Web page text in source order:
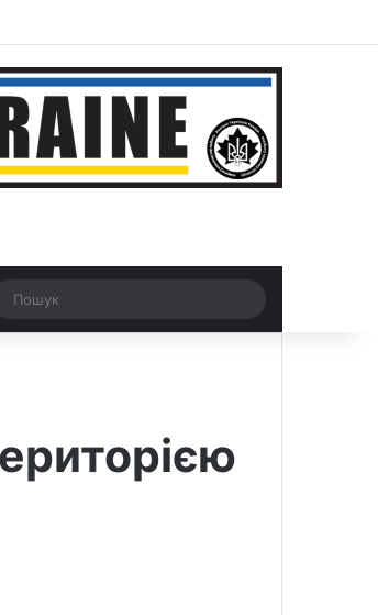
новина
skin